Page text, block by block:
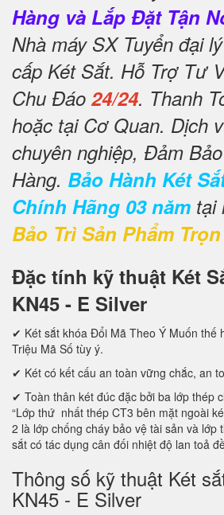
Hàng và Lắp Đặt Tận
Nhà máy SX Tuyển đại
cấp Két Sắt. Hỗ Trợ Tư
Chu Đáo 24/24. Thanh
hoặc tại Cơ Quan. Dịch
chuyên nghiệp, Đảm
Hàng. Bảo Hành Két
Chính Hãng 03 năm tại
Bảo Trì Sản Phẩm
Đặc tính kỹ thuật Két
KN45 - E Silver
✔ Két sắt khóa Đổi Mã Theo Ý Muốn thế
Triệu Mã Số tùy ý.
✔ Két có kết cấu an toàn vững chắc, an
✔ Toàn thân két đúc đặc bởi ba lớp thép
“Lớp thứ nhất thép CT3 bên mặt ngoài
2 là lớp chống cháy bảo vệ tài sản và lớp
sắt có tác dụng cân đối nhiệt độ lan toả
Thông số kỹ thuật Két
KN45 - E Silver